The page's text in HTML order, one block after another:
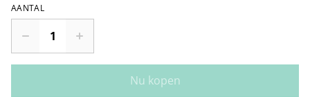
AANTAL
Nu kopen